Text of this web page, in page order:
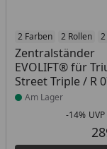
2 Farben 2 Rollen
Zentralständer
EVOLIFT® für
Street Triple / R
Produkt am
Am Lager
-14% UVP